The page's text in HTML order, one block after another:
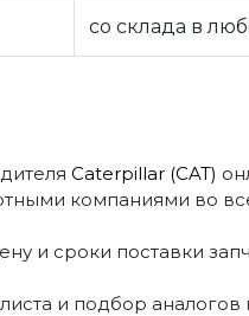
со склада в
Caterpillar (CAT)
компаниями во
и сроки поставки
и подбор аналогов